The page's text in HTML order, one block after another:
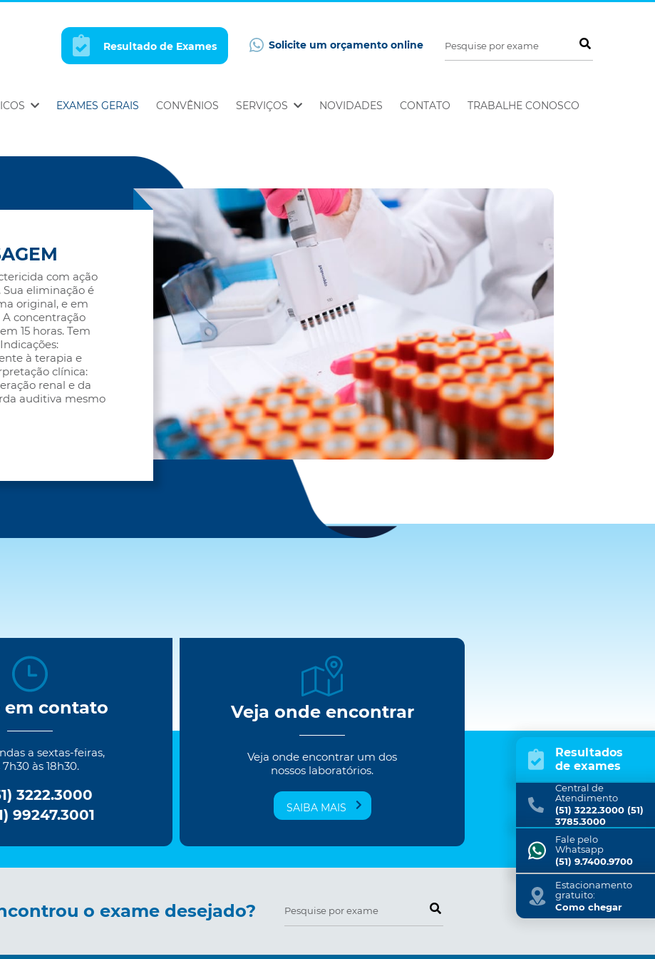
Resultado de Exames Solicite um orçamento online
EXAMES GERAIS CONVÊNIOS SERVIÇOS NOVIDADES CONTATO TRABALHE CONOSCO
com ação
eliminação é
original, e em
concentração
15 horas. Tem
à terapia e
clínica:
renal e da
auditiva mesmo
em contato
a sextas-feiras,
às 18h30.
3222.3000
99247.3001
Veja onde encontrar
Veja onde encontrar um dos
nossos laboratórios.
SAIBA MAIS
o exame desejado? Pesquise por exame
Resultados
de exames
Central de
Atendimento
(51) 3222.3000 (51)
3785.3000
Fale pelo
Whatsapp
(51) 9.7400.9700
Estacionamento
gratuito:
Como chegar